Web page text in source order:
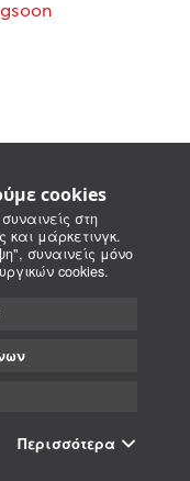
cookies
στη
και μάρκετινγκ.
συναινείς μόνο
cookies.
Περισσότερα